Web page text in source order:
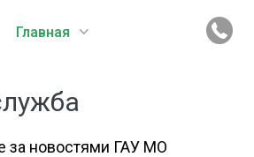
Главная
за новостями ГАУ МО